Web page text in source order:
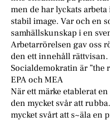
men de har lyckats
stabil image. Var och en
samhällskunskap i en
Arbetarrörelsen gav oss
den ett innehåll rättvisan.
Socialdemokratin är ”the
EPA och MEA
När ett märke etablerat
den mycket svår att
mycket svårt att s~äla en